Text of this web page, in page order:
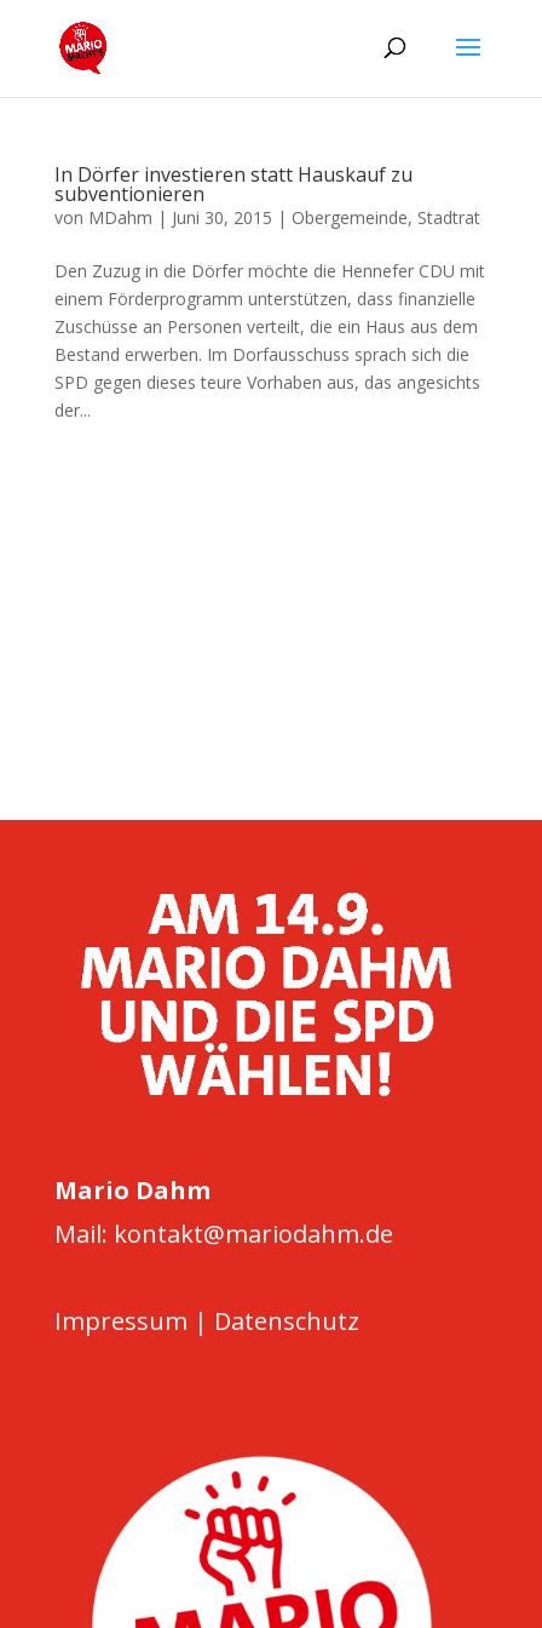
In Dörfer investieren statt Hauskauf zu
subventionieren
von MDahm | Juni 30, 2015 | Obergemeinde, Stadtrat
Den Zuzug in die Dörfer möchte die Hennefer CDU mit
einem Förderprogramm unterstützen, dass finanzielle
Zuschüsse an Personen verteilt, die ein Haus aus dem
Bestand erwerben. Im Dorfausschuss sprach sich die
SPD gegen dieses teure Vorhaben aus, das angesichts
der...
Mario Dahm
Mail: kontakt@mariodahm.de
Impressum | Datenschutz